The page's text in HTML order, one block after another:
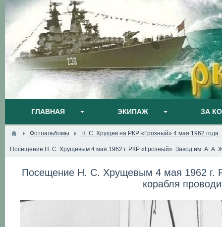
ГЛАВНАЯ ЭКИПАЖ ЗА
Фотоальбомы Н. С. Хрущев на РКР «Грозный» 4 мая 1962 года
Посещение Н. С. Хрущевым 4 мая 1962 г. РКР «Грозный». Завод им. А. А.
Посещение Н. С. Хрущевым 4 мая 1962 г.
корабля